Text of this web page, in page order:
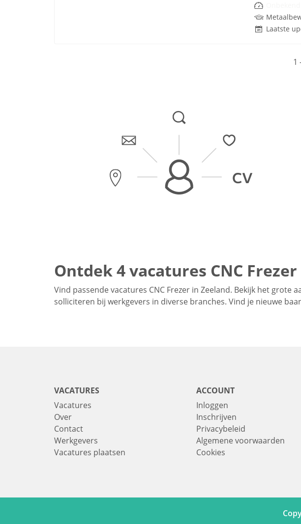
Laatste
1
Ontdek 4 vacatures CNC
Vind passende vacatures CNC Frezer in Zeeland. Bekijk het grote
solliciteren bij werkgevers in diverse branches. Vind je nieuwe
VACATURES
Vacatures
Over
Contact
Werkgevers
Vacatures plaatsen
ACCOUNT
Inloggen
Inschrijven
Privacybeleid
Algemene voorwaarden
Cookies